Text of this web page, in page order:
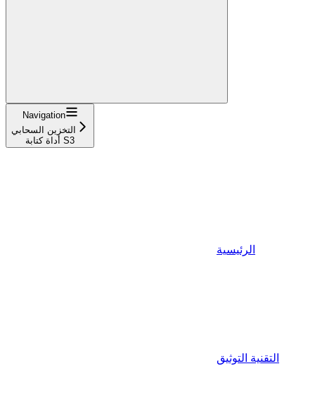
Navigation
التخزين السحابي
أداة كتابة S3
الرئيسية
التقنية التوثيق